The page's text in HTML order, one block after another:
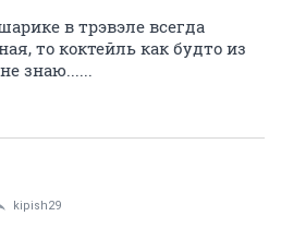
в трэвэле всегда
то коктейль как будто из
знаю......
kipish29